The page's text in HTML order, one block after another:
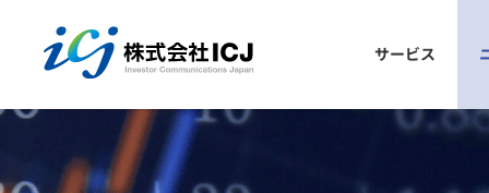
サービス
議決権電子行使プラットフォーム
ごあいさつ